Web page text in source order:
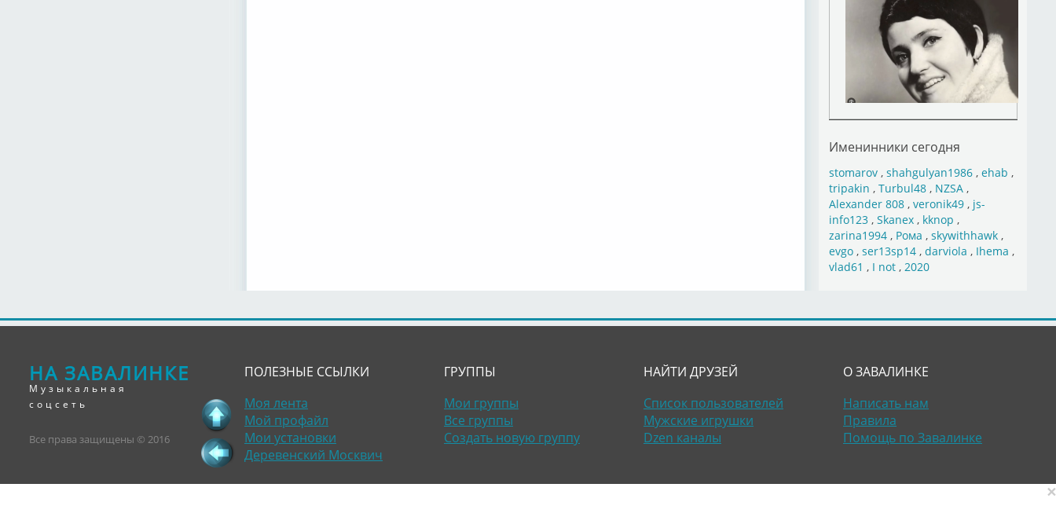
Именинники сегодня
stomarov, shahgulyan1986, ehab ,
tripakin , Turbul48, NZSA,
Alexander 808, veronik49, js-
info123, Skanex, kknop ,
zarina1994, Рома , skywithhawk,
evgo, ser13sp14, darviola , Ihema ,
vlad61 , I not, 2020
НА ЗАВАЛИНКЕ
Музыкальная
соцсеть
Все права защищены © 2016
ПОЛЕЗНЫЕ ССЫЛКИ
Моя лента
Мой профайл
Мои установки
Деревенский Москвич
ГРУППЫ
Мои группы
Все группы
Создать новую группу
НАЙТИ ДРУЗЕЙ
Список пользователей
Мужские игрушки
Dzen каналы
О ЗАВАЛИНКЕ
Написать нам
Правила
Помощь по Завалинке
×